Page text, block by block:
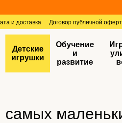
и доставка Договор публичной
Детские
игрушки
Обучение
и
развитие
самых